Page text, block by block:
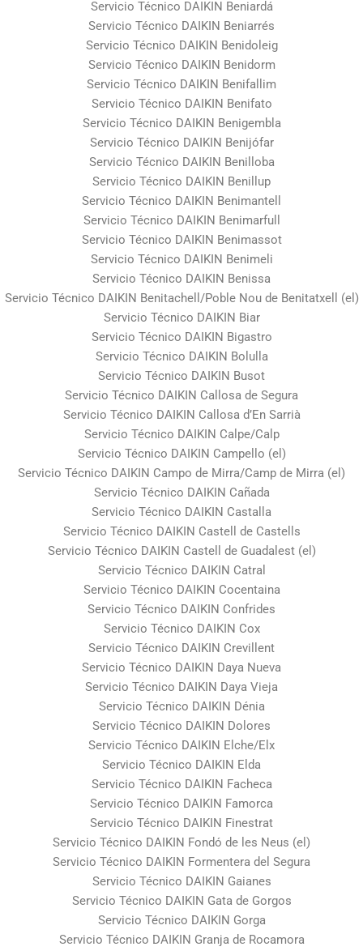
Servicio Técnico DAIKIN Beniardá
Servicio Técnico DAIKIN Beniarrés
Servicio Técnico DAIKIN Benidoleig
Servicio Técnico DAIKIN Benidorm
Servicio Técnico DAIKIN Benifallim
Servicio Técnico DAIKIN Benifato
Servicio Técnico DAIKIN Benigembla
Servicio Técnico DAIKIN Benijófar
Servicio Técnico DAIKIN Benilloba
Servicio Técnico DAIKIN Benillup
Servicio Técnico DAIKIN Benimantell
Servicio Técnico DAIKIN Benimarfull
Servicio Técnico DAIKIN Benimassot
Servicio Técnico DAIKIN Benimeli
Servicio Técnico DAIKIN Benissa
Servicio Técnico DAIKIN Benitachell/Poble Nou de Benitatxell (el)
Servicio Técnico DAIKIN Biar
Servicio Técnico DAIKIN Bigastro
Servicio Técnico DAIKIN Bolulla
Servicio Técnico DAIKIN Busot
Servicio Técnico DAIKIN Callosa de Segura
Servicio Técnico DAIKIN Callosa d’En Sarrià
Servicio Técnico DAIKIN Calpe/Calp
Servicio Técnico DAIKIN Campello (el)
Servicio Técnico DAIKIN Campo de Mirra/Camp de Mirra (el)
Servicio Técnico DAIKIN Cañada
Servicio Técnico DAIKIN Castalla
Servicio Técnico DAIKIN Castell de Castells
Servicio Técnico DAIKIN Castell de Guadalest (el)
Servicio Técnico DAIKIN Catral
Servicio Técnico DAIKIN Cocentaina
Servicio Técnico DAIKIN Confrides
Servicio Técnico DAIKIN Cox
Servicio Técnico DAIKIN Crevillent
Servicio Técnico DAIKIN Daya Nueva
Servicio Técnico DAIKIN Daya Vieja
Servicio Técnico DAIKIN Dénia
Servicio Técnico DAIKIN Dolores
Servicio Técnico DAIKIN Elche/Elx
Servicio Técnico DAIKIN Elda
Servicio Técnico DAIKIN Facheca
Servicio Técnico DAIKIN Famorca
Servicio Técnico DAIKIN Finestrat
Servicio Técnico DAIKIN Fondó de les Neus (el)
Servicio Técnico DAIKIN Formentera del Segura
Servicio Técnico DAIKIN Gaianes
Servicio Técnico DAIKIN Gata de Gorgos
Servicio Técnico DAIKIN Gorga
Servicio Técnico DAIKIN Granja de Rocamora